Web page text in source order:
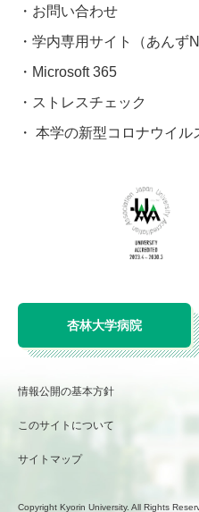
お問い合わせ
学内専用サイト（あんず
Microsoft 365
ストレスチェック
本学の新型コロナウイル
杏林大学病院
情報公開の基本方針
このサイトについて
サイトマップ
Copyright Kyorin University. All Rights